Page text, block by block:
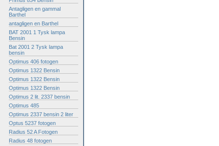
Antagligen en gammal
Barthel
antagligen en Barthel
BAT 2001 1 Tysk lampa
Bensin
Bat 2001 2 Tysk lampa
bensin
Optimus 406 fotogen
Optimus 1322 Bensin
Optimus 1322 Bensin
Optimus 1322 Bensin
Optimus 2 lit. 2337 bensin
Optimus 485
Optimus 2337 bensin 2 liter
Optus 5237 fotogen
Radius 52 A Fotogen
Radius 48 fotogen